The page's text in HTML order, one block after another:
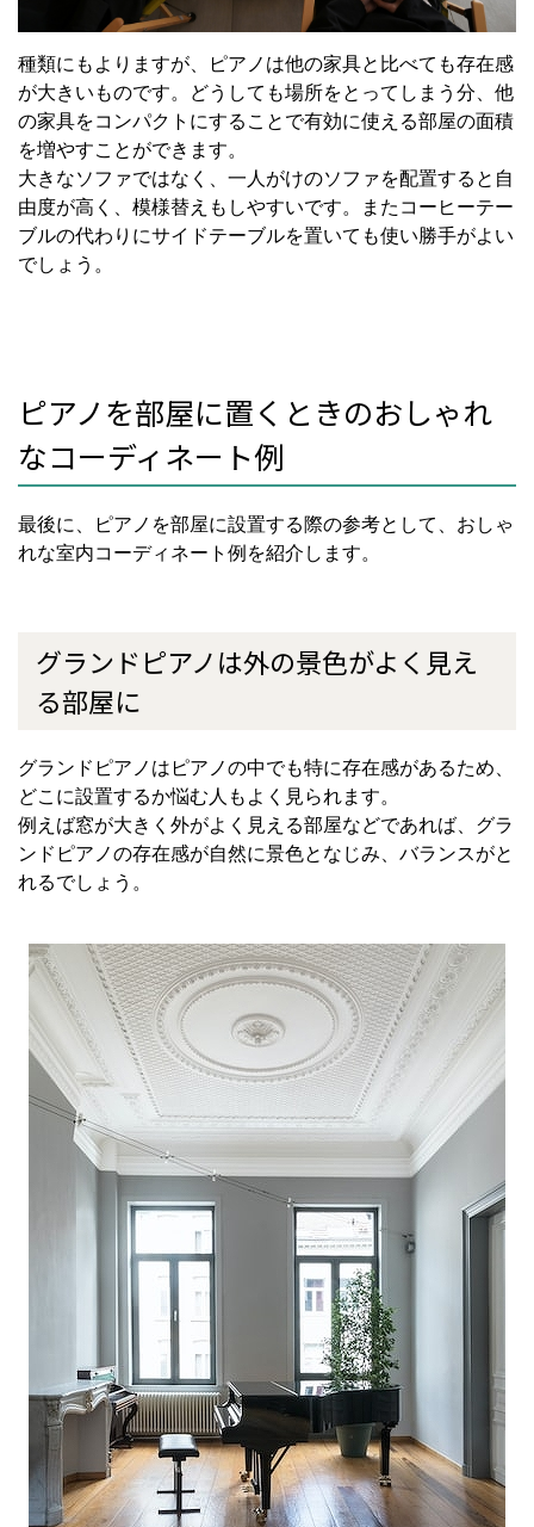
種類にもよりますが、ピアノは他の家具と比べても存在感
が大きいものです。どうしても場所をとってしまう分、他
の家具をコンパクトにすることで有効に使える部屋の面積
を増やすことができます。
大きなソファではなく、一人がけのソファを配置すると自
由度が高く、模様替えもしやすいです。またコーヒーテー
ブルの代わりにサイドテーブルを置いても使い勝手がよい
でしょう。
ピアノを部屋に置くときのおしゃれ
なコーディネート例
最後に、ピアノを部屋に設置する際の参考として、おしゃ
れな室内コーディネート例を紹介します。
グランドピアノは外の景色がよく見え
る部屋に
グランドピアノはピアノの中でも特に存在感があるため、
どこに設置するか悩む人もよく見られます。
例えば窓が大きく外がよく見える部屋などであれば、グラ
ンドピアノの存在感が自然に景色となじみ、バランスがと
れるでしょう。